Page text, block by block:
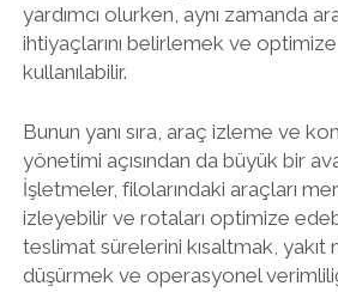
yardımcı olurken, aynı zamanda
ihtiyaçlarını belirlemek ve
kullanılabilir.
Bunun yanı sıra, araç izleme ve
yönetimi açısından da büyük bir
İşletmeler, filolarındaki araçları
izleyebilir ve rotaları optimize
teslimat sürelerini kısaltmak, yakıt
düşürmek ve operasyonel